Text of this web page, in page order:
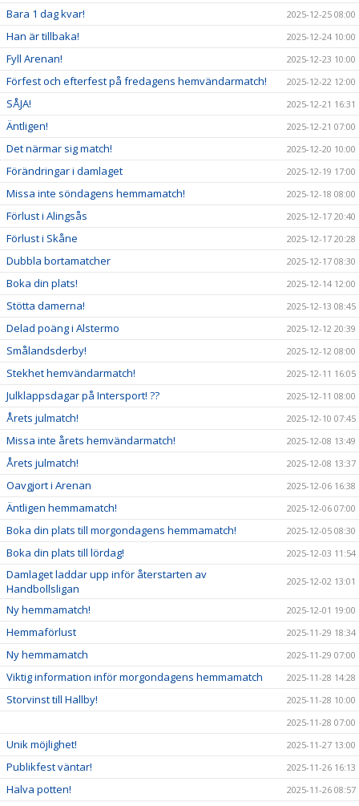
Bara 1 dag kvar! 2025-12-25 08:00
Han är tillbaka! 2025-12-24 10:00
Fyll Arenan! 2025-12-23 10:00
Förfest och efterfest på fredagens hemvändarmatch! 2025-12-22 12:00
SÅJA! 2025-12-21 16:31
Äntligen! 2025-12-21 07:00
Det närmar sig match! 2025-12-20 10:00
Förändringar i damlaget 2025-12-19 17:00
Missa inte söndagens hemmamatch! 2025-12-18 08:00
Förlust i Alingsås 2025-12-17 20:40
Förlust i Skåne 2025-12-17 20:28
Dubbla bortamatcher 2025-12-17 08:30
Boka din plats! 2025-12-14 12:00
Stötta damerna! 2025-12-13 08:45
Delad poäng i Alstermo 2025-12-12 20:39
Smålandsderby! 2025-12-12 08:00
Stekhet hemvändarmatch! 2025-12-11 16:05
Julklappsdagar på Intersport! ?? 2025-12-11 08:00
Årets julmatch! 2025-12-10 07:45
Missa inte årets hemvändarmatch! 2025-12-08 13:49
Årets julmatch! 2025-12-08 13:37
Oavgjort i Arenan 2025-12-06 16:38
Äntligen hemmamatch! 2025-12-06 07:00
Boka din plats till morgondagens hemmamatch! 2025-12-05 08:30
Boka din plats till lördag! 2025-12-03 11:54
Damlaget laddar upp inför återstarten av
Handbollsligan
2025-12-02 13:01
Ny hemmamatch! 2025-12-01 19:00
Hemmaförlust 2025-11-29 18:34
Ny hemmamatch 2025-11-29 07:00
Viktig information inför morgondagens hemmamatch 2025-11-28 14:28
Storvinst till Hallby!
2025-11-28 10:00
2025-11-28 07:00
Unik möjlighet! 2025-11-27 13:00
Publikfest väntar! 2025-11-26 16:13
Halva potten! 2025-11-26 08:57